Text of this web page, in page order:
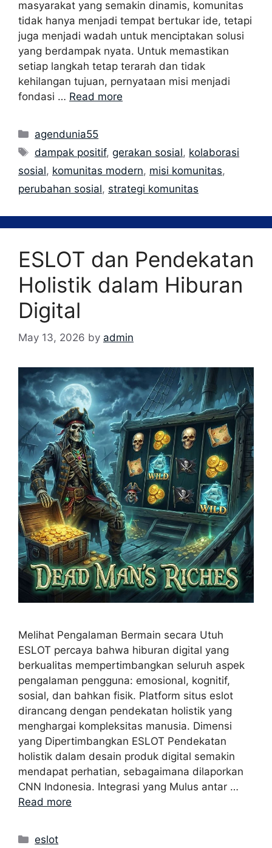
masyarakat yang semakin dinamis, komunitas
tidak hanya menjadi tempat bertukar ide, tetapi
juga menjadi wadah untuk menciptakan solusi
yang berdampak nyata. Untuk memastikan
setiap langkah tetap terarah dan tidak
kehilangan tujuan, pernyataan misi menjadi
fondasi … Read more
Categories
agendunia55
Tags
dampak positif,gerakan sosial, kolaborasi
sosial, komunitas modern, misi komunitas,
perubahan sosial, strategi komunitas
ESLOT dan Pendekatan
Holistik dalam Hiburan
Digital
May 13, 2026 by admin
Melihat Pengalaman Bermain secara Utuh
ESLOT percaya bahwa hiburan digital yang
berkualitas mempertimbangkan seluruh aspek
pengalaman pengguna: emosional, kognitif,
sosial, dan bahkan fisik. Platform situs eslot
dirancang dengan pendekatan holistik yang
menghargai kompleksitas manusia. Dimensi
yang Dipertimbangkan ESLOT Pendekatan
holistik dalam desain produk digital semakin
mendapat perhatian, sebagaimana dilaporkan
CNN Indonesia. Integrasi yang Mulus antar …
Read more
Categories
eslot